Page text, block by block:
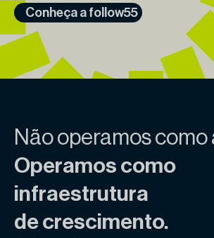
Conheça a follow55
Não operamos como
Operamos como
infraestrutura
de crescimento.